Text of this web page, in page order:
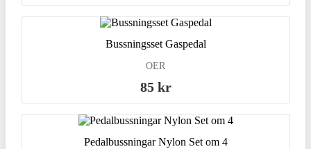
Bussningsset Gaspedal
OER
85 kr
Pedalbussningar Nylon Set om 4